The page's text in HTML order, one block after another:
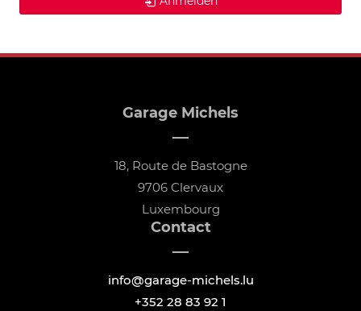
Garage Michels
18, Route de Bastogne
9706 Clervaux
Luxembourg
Contact
info@garage-michels.lu
+352 28 83 92 1